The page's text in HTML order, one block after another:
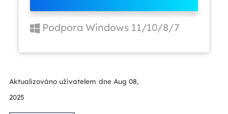
Podpora Windows 11/10/8/7
Aktualizováno uživatelem dne Aug 08,
2025